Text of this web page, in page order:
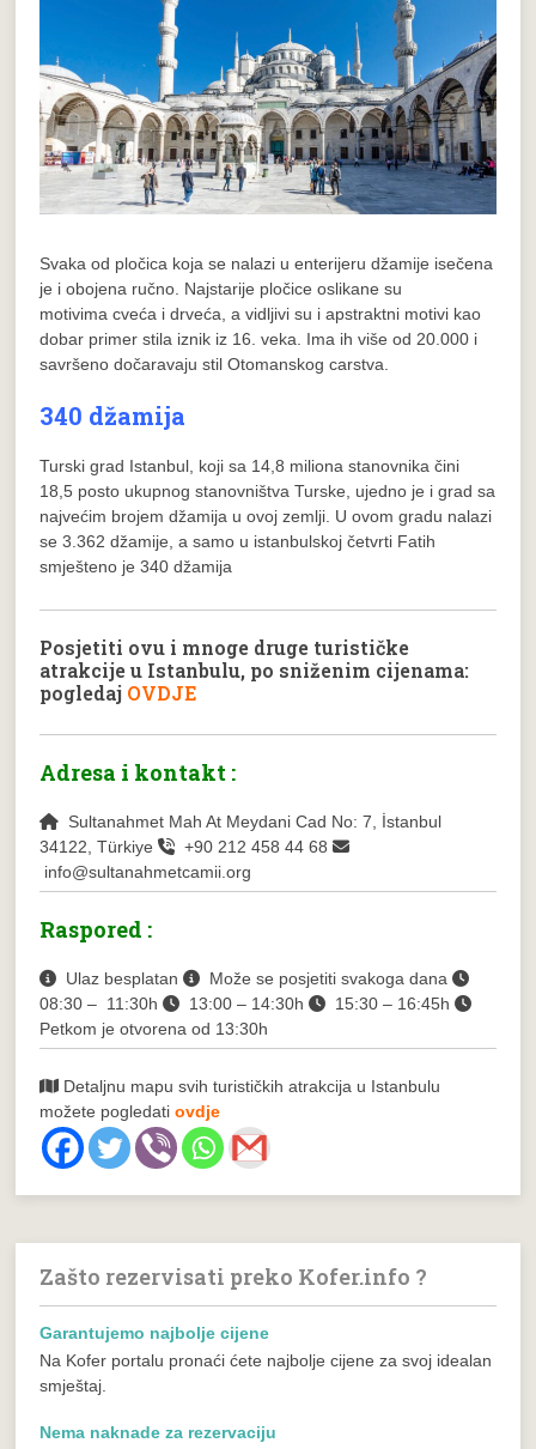
Svaka od pločica koja se nalazi u enterijeru džamije isečena
je i obojena ručno. Najstarije pločice oslikane su
motivima cveća i drveća, a vidljivi su i apstraktni motivi kao
dobar primer stila iznik iz 16. veka. Ima ih više od 20.000 i
savršeno dočaravaju stil Otomanskog carstva.
340 džamija
Turski grad Istanbul, koji sa 14,8 miliona stanovnika čini
18,5 posto ukupnog stanovništva Turske, ujedno je i grad sa
najvećim brojem džamija u ovoj zemlji. U ovom gradu nalazi
se 3.362 džamije, a samo u istanbulskoj četvrti Fatih
smješteno je 340 džamija
Posjetiti ovu i mnoge druge turističke
atrakcije u Istanbulu, po sniženim cijenama:
pogledaj OVDJE
Adresa i kontakt :
Sultanahmet Mah At Meydani Cad No: 7, İstanbul
34122, Türkiye
+90 212 458 44 68
info@sultanahmetcamii.org
Raspored :
Ulaz besplatan
Može se posjetiti svakoga dana
08:30 – 11:30h
13:00 – 14:30h
15:30 – 16:45h
Petkom je otvorena od 13:30h
Detaljnu mapu svih turističkih atrakcija u Istanbulu
možete pogledatiovdje
Zašto rezervisati preko Kofer.info ?
Garantujemo najbolje cijene
Na Kofer portalu pronaći ćete najbolje cijene za svoj idealan
smještaj.
Nema naknade za rezervaciju